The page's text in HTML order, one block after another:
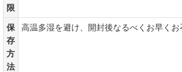
限
保
存
方
法
高温多湿を避け、開封後なるべくお早くお